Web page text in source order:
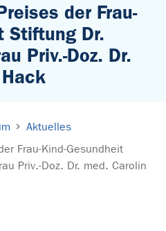
der Frau-
Stiftung Dr.
Priv.-Doz. Dr.
Aktuelles
Frau-Kind-Gesundheit
Priv.-Doz. Dr. med. Carolin